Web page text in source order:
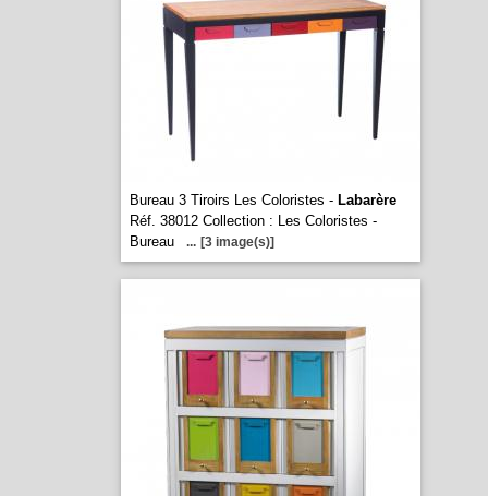
Bureau 3 Tiroirs Les Coloristes - Labarère
Réf. 38012 Collection : Les Coloristes -
Bureau
... [3 image(s)]